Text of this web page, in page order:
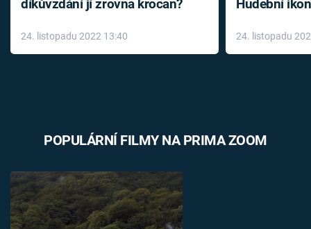
díkůvzdání jí zrovna krocan?
24. listopadu 2022 13:40
Hudební
léky
24. listopadu
POPULÁRNÍ FILMY NA PRIMA ZOOM